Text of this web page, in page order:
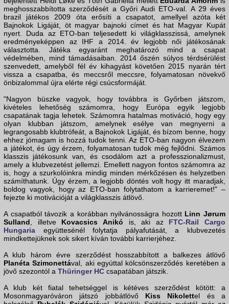
meghosszabbította szerződését a Győri Audi ETO-val. A 29 éves
brazil játékos 2009 óta erősíti a csapatot, amellyel azóta két
Bajnokok Ligáját, öt magyar bajnoki címet és hat Magyar Kupát
nyert. Duda az ETO-ban teljesedett ki világklasszissá, amelynek
eredményeképpen az IHF a 2014. év legjobb női játékosának
választotta. Játéka egyaránt meghatározó mind a csapat
védelmében, mind támadásaiban. 2014 őszén súlyos térdsérülést
szenvedett, amelyből fél év kihagyást követően 2015 nyarán tért
vissza a csapatba, és meccsről meccsre, folyamatosan növekvő
önbizalommal újra elérte régi csúcsformáját.
"Nagyon büszke vagyok, hogy továbbra is Győrben játszom,
kivételes lehetőség számomra, hogy Európa egyik legjobb
csapatának tagja lehetek. Számomra hatalmas motiváció, hogy egy
olyan klubban játszom, amelynek esélye van megnyerni a
legrangosabb klubtrófeát, a Bajnokok Ligáját, és bízom benne, hogy
ehhez jómagam is hozzá tudok tenni. Az ETO-ban nagyon élvezem
a játékot, és úgy érzem, folyamatosan tudok még fejlődni. Számos
klasszis játékosunk van, és csodálom azt a professzionalizmust,
amely a klubvezetést jellemzi. Emellett nagyon fontos számomra az
is, hogy a szurkolóinkra mindig minden mérkőzésen és helyzetben
számíthatunk. Úgy érzem, a legjobb döntés volt hogy itt maradjak,
boldog vagyok, hogy az ETO-ban folytathatom a karrieremet!" –
fejezte ki motivációját a világklasszis átlövő.
A csapatból távozik a korábban nyilvánosságra hozott Linn Jørum
Sulland , illetve Kovacsics Anikó is, aki az FTC-Rail Cargo
Hungaria együttesénél folytatja pályafutását, a klubvezetés
mindkettejüknek sok sikert kíván további karrierjéhez.
A klub három évre szerződést hosszabbított a balkezes átlövő
Planéta Szimonettával, aki egyúttal kölcsönszerződés keretében a
jövő szezontól a Thüringer HC csapatában játszik.
A klub két fiatal tehetséggel is kétéves szerződést kötött: a
Mosonmagyaróváron játszó jobbátlövő Kiss Nikolettel és a